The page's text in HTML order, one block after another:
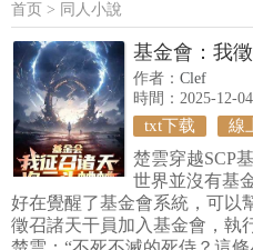
首页 > 同人小說
基金會：我
作者： Clef
時間：2025-12-04
txt下载 線
楚雲穿越SCP
世界並沒有基
好在覺醒了基金會系統，可以
徵召諸天干員加入基金會，執